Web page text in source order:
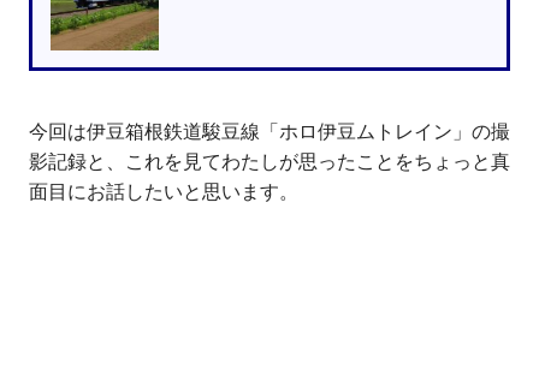
今回は伊豆箱根鉄道駿豆線「ホロ伊豆ムトレイン」の撮
影記録と、これを見てわたしが思ったことをちょっと真
面目にお話したいと思います。